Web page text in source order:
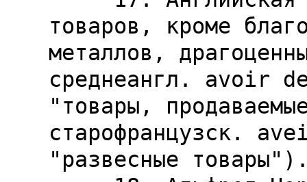
товаров, кроме
металлов,
среднеангл. avoir
"товары,
старофранцузск.
"развесные